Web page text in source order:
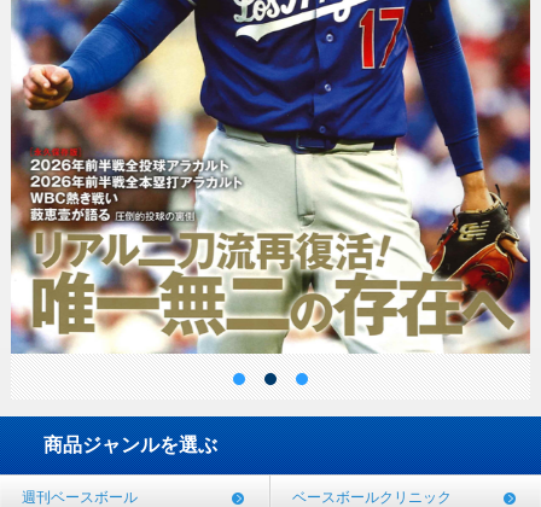
商品ジャンルを選ぶ
週刊ベースボール ベースボールクリニック